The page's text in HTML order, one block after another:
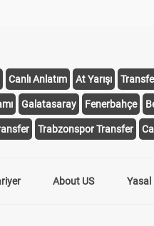
Canlı Anlatım At Yarışı
Galatasaray Fenerbahçe
Trabzonspor Transfer
About US Yasal